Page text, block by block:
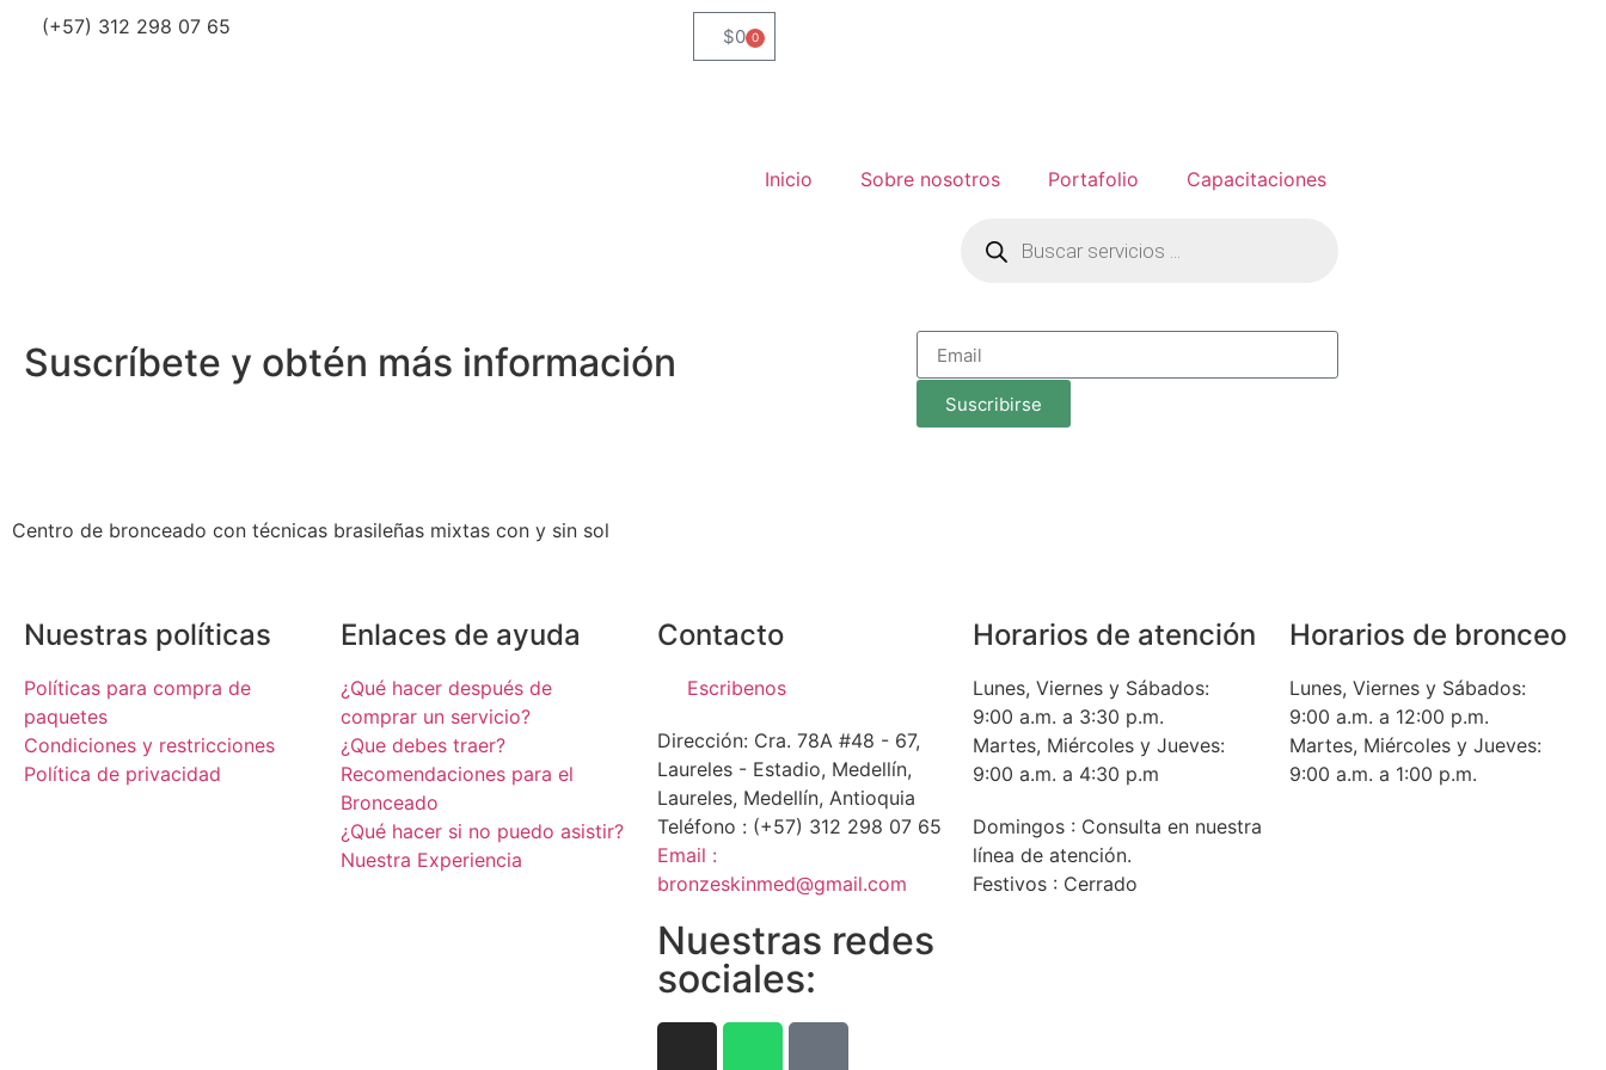
(+57) 312 298 07 65 $0 0
Inicio Sobre nosotros Portafolio Capacitaciones
Suscríbete y obtén más información
Suscribirse
Centro de bronceado con técnicas brasileñas mixtas con y sin sol
Nuestras políticas
Políticas para compra de
paquetes
Condiciones y restricciones
Política de privacidad
Enlaces de ayuda
¿Qué hacer después de
comprar un servicio?
¿Que debes traer?
Recomendaciones para el
Bronceado
¿Qué hacer si no puedo asistir?
Nuestra Experiencia
Contacto
Escribenos
Dirección: Cra. 78A #48 - 67,
Laureles - Estadio, Medellín,
Laureles, Medellín, Antioquia
Teléfono : (+57) 312 298 07 65
Email :
bronzeskinmed@gmail.com
Nuestras redes
sociales:
Horarios de atención
Lunes, Viernes y Sábados:
9:00 a.m. a 3:30 p.m.
Martes, Miércoles y Jueves:
9:00 a.m. a 4:30 p.m
Domingos : Consulta en nuestra
línea de atención.
Festivos : Cerrado
Horarios de bronceo
Lunes, Viernes y Sábados:
9:00 a.m. a 12:00 p.m.
Martes, Miércoles y Jueves:
9:00 a.m. a 1:00 p.m.